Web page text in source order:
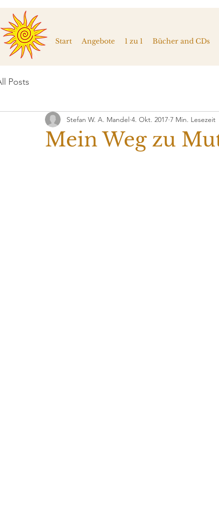
Start Angebote 1 zu 1 Bücher and CDs
Posts
Mein Weg zu
Stefan W. A. Mandel 4. Okt. 2017 7 Min. Lesezeit